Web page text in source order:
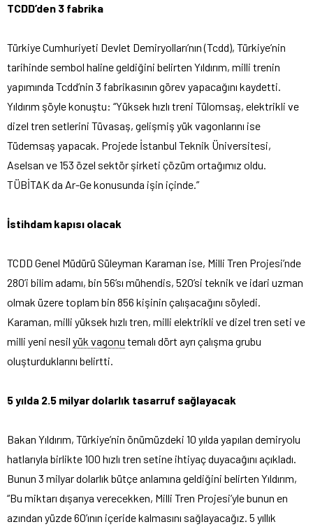
TCDD’den 3 fabrika
Türkiye Cumhuriyeti Devlet Demiryolları’nın (Tcdd), Türkiye’nin
tarihinde sembol haline geldiğini belirten Yıldırım, milli trenin
yapımında Tcdd’nin 3 fabrikasının görev yapacağını kaydetti.
Yıldırım şöyle konuştu: “Yüksek hızlı treni Tülomsaş, elektrikli ve
dizel tren setlerini Tüvasaş, gelişmiş yük vagonlarını ise
Tüdemsaş yapacak. Projede İstanbul Teknik Üniversitesi,
Aselsan ve 153 özel sektör şirketi çözüm ortağımız oldu.
TÜBİTAK da Ar-Ge konusunda işin içinde.”
İstihdam kapısı olacak
TCDD Genel Müdürü Süleyman Karaman ise, Milli Tren Projesi’nde
280’i bilim adamı, bin 56’sı mühendis, 520’si teknik ve idari uzman
olmak üzere toplam bin 856 kişinin çalışacağını söyledi.
Karaman, milli yüksek hızlı tren, milli elektrikli ve dizel tren seti ve
milli yeni nesil yük vagonu temalı dört ayrı çalışma grubu
oluşturduklarını belirtti.
5 yılda 2.5 milyar dolarlık tasarruf sağlayacak
Bakan Yıldırım, Türkiye’nin önümüzdeki 10 yılda yapılan demiryolu
hatlarıyla birlikte 100 hızlı tren setine ihtiyaç duyacağını açıkladı.
Bunun 3 milyar dolarlık bütçe anlamına geldiğini belirten Yıldırım,
“Bu miktarı dışarıya verecekken, Milli Tren Projesi’yle bunun en
azından yüzde 60’ının içeride kalmasını sağlayacağız. 5 yıllık